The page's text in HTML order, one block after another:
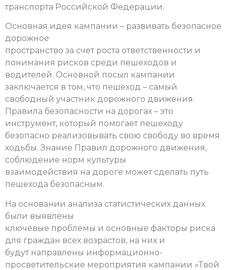
транспорта Российской Федерации.
Основная идея кампании – развивать безопасное
дорожное
пространство за счет роста ответственности и
понимания рисков среди пешеходов и
водителей. Основной посыл кампании
заключается в том, что пешеход – самый
свободный участник дорожного движения.
Правила безопасности на дорогах – это
инструмент, который помогает пешеходу
безопасно реализовывать свою свободу во время
ходьбы. Знание Правил дорожного движения,
соблюдение норм культуры
взаимодействия на дороге может сделать путь
пешехода безопасным.
На основании анализа статистических данных
были выявлены
ключевые проблемы и основные факторы риска
для граждан всех возрастов, на них и
будут направлены информационно-
просветительские мероприятия кампании «Твой